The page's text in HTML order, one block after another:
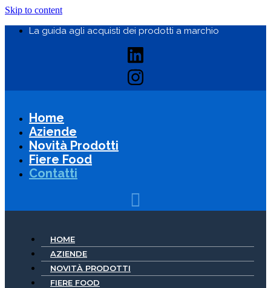
Skip to content
La guida agli acquisti dei prodotti a marchio
Home
Aziende
Novità Prodotti
Fiere Food
Contatti
HOME
AZIENDE
NOVITÀ PRODOTTI
FIERE FOOD